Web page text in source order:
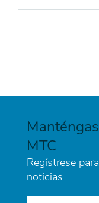
MTC
Regístrese
noticias.